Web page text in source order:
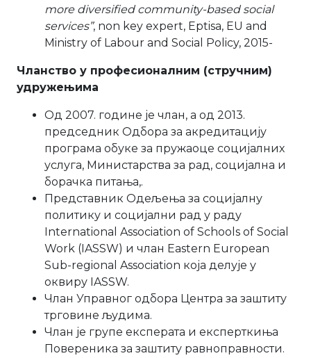
more diversified community-based social
services”, non key expert, Eptisa, EU and
Ministry of Labour and Social Policy, 2015-
Чланство у професионалним (стручним)
удружењима
Од 2007. године је члан, а од 2013.
председник Одбора за акредитацију
програма обуке за пружаоце социјалних
услуга, Министарства за рад, социјална и
борачка питања,.
Представник Одељења за социјалну
политику и социјални рад у раду
International Association of Schools of Social
Work (IASSW) и члан Eastern European
Sub-regional Association која делује у
оквиру IASSW.
Члан Управног одбора Центра за заштиту
трговине људима.
Члан је групе експерата и експерткиња
Повереника за заштиту равноправности.